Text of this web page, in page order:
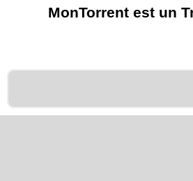
MonTorrent est un